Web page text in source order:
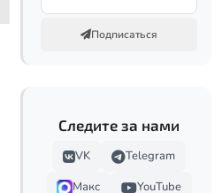
Подписаться
Следите за нами
VK
Telegram
Макс
YouTube